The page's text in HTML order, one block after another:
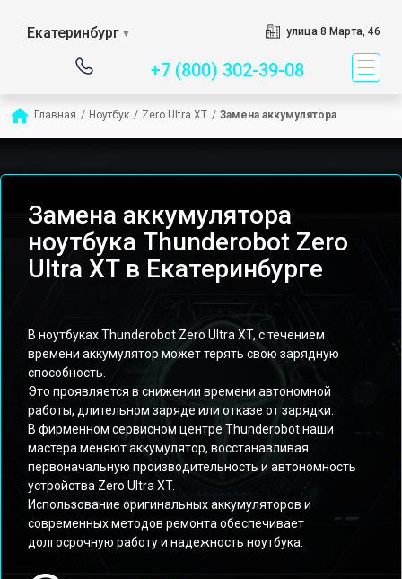
Екатеринбург ▼ улица 8 Марта, 46
+7 (800) 302-39-08
Главная / Ноутбук / Zero Ultra XT / Замена аккумулятора
Замена аккумулятора
ноутбука Thunderobot Zero
Ultra XT в Екатеринбурге
В ноутбуках Thunderobot Zero Ultra XT, с течением
времени аккумулятор может терять свою зарядную
способность.
Это проявляется в снижении времени автономной
работы, длительном заряде или отказе от зарядки.
В фирменном сервисном центре Thunderobot наши
мастера меняют аккумулятор, восстанавливая
первоначальную производительность и автономность
устройства Zero Ultra XT.
Использование оригинальных аккумуляторов и
современных методов ремонта обеспечивает
долгосрочную работу и надежность ноутбука.